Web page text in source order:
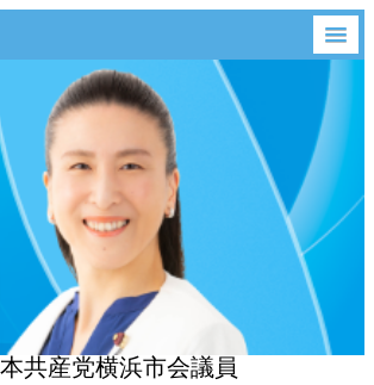
共産党横浜市会議員